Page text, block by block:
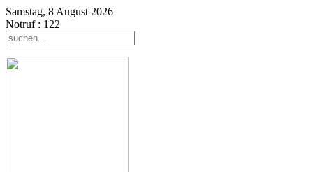
Samstag, 8 August 2026
Notruf: 122